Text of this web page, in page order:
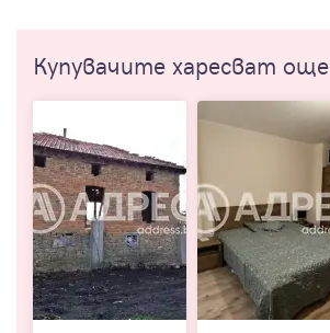
Купувачите харесват още